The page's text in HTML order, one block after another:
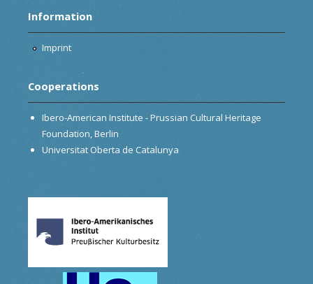
Information
Imprint
Cooperations
Ibero-American Institute - Prussian Cultural Heritage
Foundation, Berlin
Universitat Oberta de Catalunya